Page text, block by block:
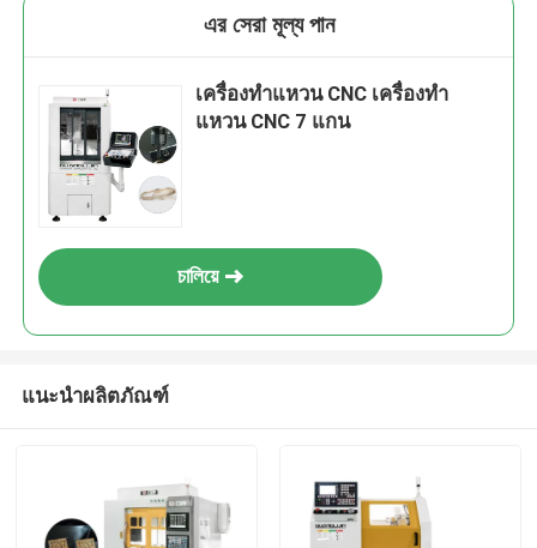
এর সেরা মূল্য পান
เครื่องทําแหวน CNC เครื่องทํา
แหวน CNC 7 แกน
চালিয়ে
แนะนำผลิตภัณฑ์